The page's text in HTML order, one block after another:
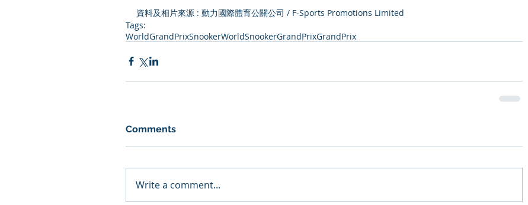
資料及相片來源 : 動力國際體育公關公司 / F-Sports Promotions Limited
Tags:
WorldGrandPrixSnookerWorldSnookerGrandPrixGrandPrix
Comments
Write a comment...